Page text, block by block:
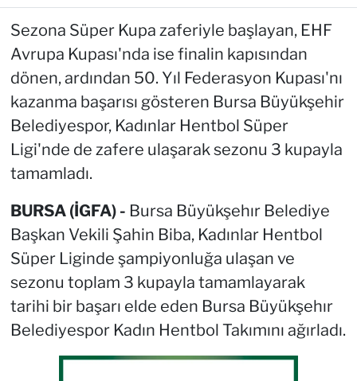
Sezona Süper Kupa zaferiyle başlayan, EHF
Avrupa Kupası'nda ise finalin kapısından
dönen, ardından 50. Yıl Federasyon Kupası'nı
kazanma başarısı gösteren Bursa Büyükşehir
Belediyespor, Kadınlar Hentbol Süper
Ligi'nde de zafere ulaşarak sezonu 3 kupayla
tamamladı.
BURSA (İGFA) - Bursa Büyükşehır Belediye
Başkan Vekili Şahin Biba, Kadınlar Hentbol
Süper Liginde şampiyonluğa ulaşan ve
sezonu toplam 3 kupayla tamamlayarak
tarihi bir başarı elde eden Bursa Büyükşehır
Belediyespor Kadın Hentbol Takımını ağırladı.